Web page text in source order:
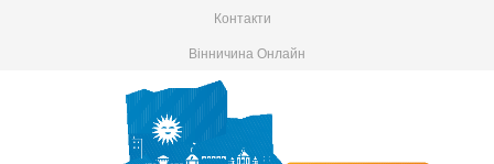
Контакти
Вінничина Онлайн